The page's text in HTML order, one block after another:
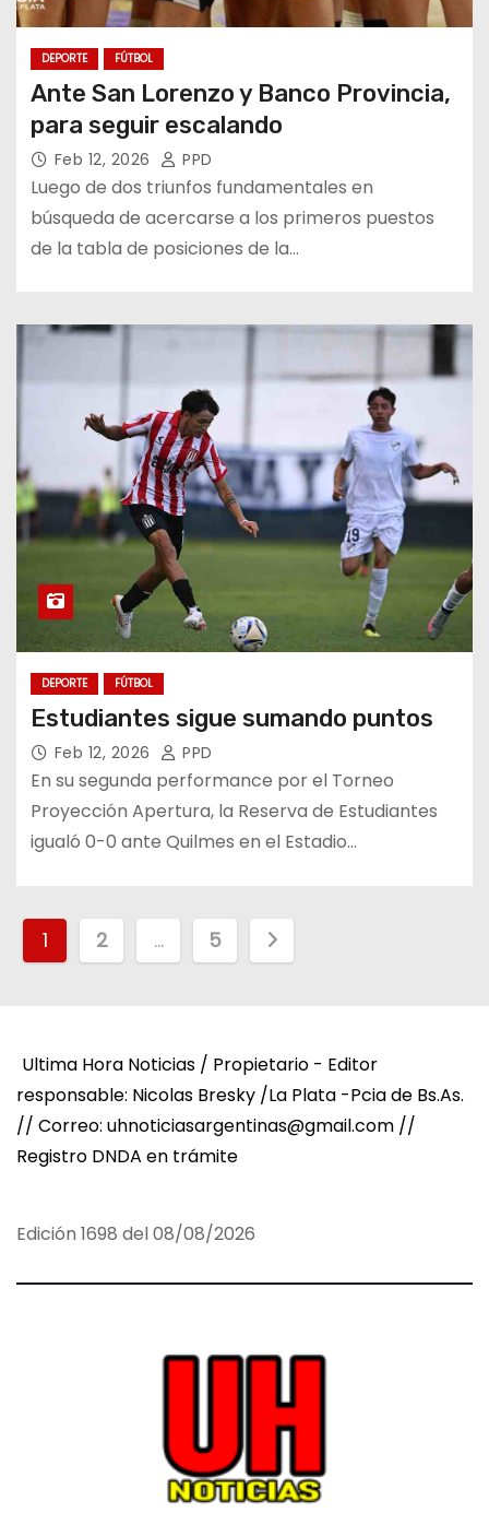
DEPORTE FÚTBOL
Ante San Lorenzo y Banco Provincia,
para seguir escalando
Feb 12, 2026 PPD
Luego de dos triunfos fundamentales en
búsqueda de acercarse a los primeros puestos
de la tabla de posiciones de la…
DEPORTE FÚTBOL
Estudiantes sigue sumando puntos
Feb 12, 2026 PPD
En su segunda performance por el Torneo
Proyección Apertura, la Reserva de Estudiantes
igualó 0-0 ante Quilmes en el Estadio…
i
n
a
c
1 2 … 5
Ultima Hora Noticias / Propietario - Editor
responsable: Nicolas Bresky /La Plata -Pcia de Bs.As.
// Correo: uhnoticiasargentinas@gmail.com //
Registro DNDA en trámite
Edición 1698 del 08/08/2026